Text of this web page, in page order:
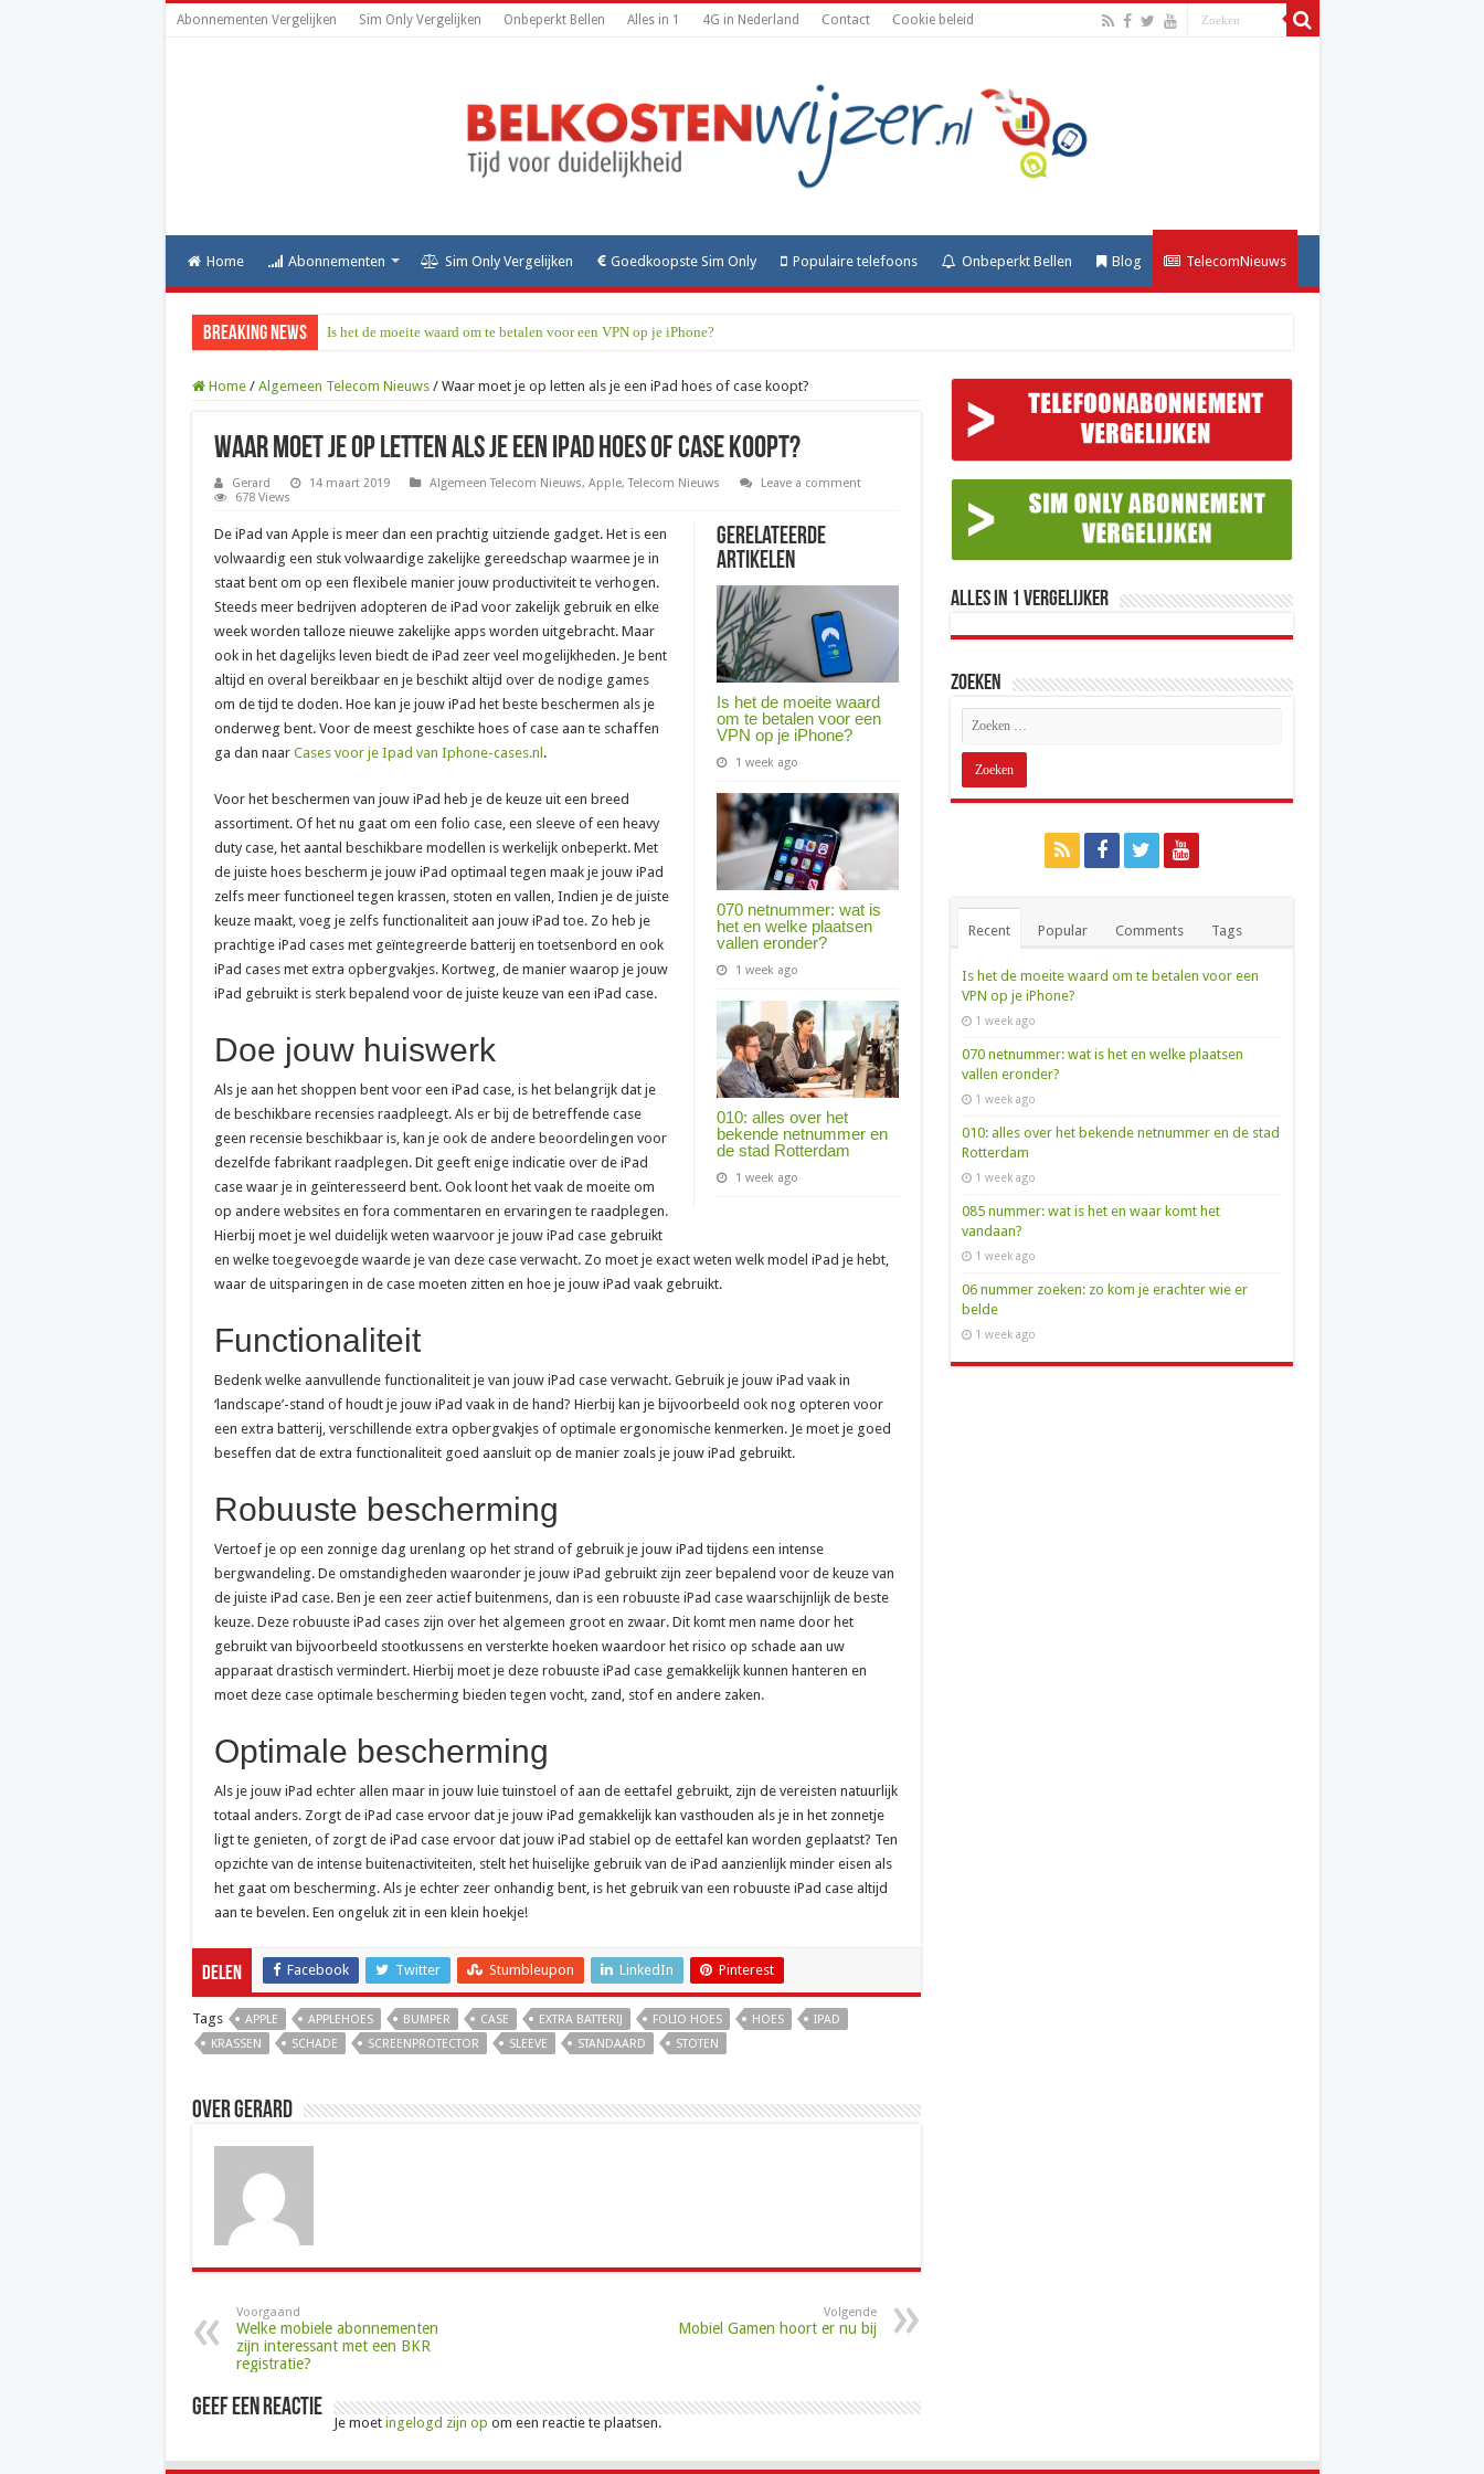
Abonnementen Vergelijken Sim Only Vergelijken Onbeperkt Bellen Alles in 1 4G in Nederland Contact Cookie beleid
Home Abonnementen Sim Only Vergelijken Goedkoopste Sim Only Populaire telefoons Onbeperkt Bellen Blog TelecomNieuws
Breaking News Is het de moeite waard om te betalen voor een VPN op je iPhone?
Home / Algemeen Telecom Nieuws / Waar moet je op letten als je een iPad hoes of case koopt?
Waar moet je op letten als je een iPad hoes of case koopt?
Gerard 14 maart 2019 Algemeen Telecom Nieuws, Apple,Telecom Nieuws
Leave a comment
678 Views
Gerelateerde
Artikelen
Is het de moeite waard
om te betalen voor een
VPN op je iPhone?
1 week ago
070 netnummer: wat is
het en welke plaatsen
vallen eronder?
1 week ago
010: alles over het
bekende netnummer en
de stad Rotterdam
1 week ago
De iPad van Apple is meer dan een prachtig uitziende gadget. Het is een
volwaardig een stuk volwaardige zakelijke gereedschap waarmee je in
staat bent om op een flexibele manier jouw productiviteit te verhogen.
Steeds meer bedrijven adopteren de iPad voor zakelijk gebruik en elke
week worden talloze nieuwe zakelijke apps worden uitgebracht. Maar
ook in het dagelijks leven biedt de iPad zeer veel mogelijkheden. Je bent
altijd en overal bereikbaar en je beschikt altijd over de nodige games
om de tijd te doden. Hoe kan je jouw iPad het beste beschermen als je
onderweg bent. Voor de meest geschikte hoes of case aan te schaffen
ga dan naar Cases voor je Ipad van Iphone-cases.nl .
Voor het beschermen van jouw iPad heb je de keuze uit een breed
assortiment. Of het nu gaat om een folio case, een sleeve of een heavy
duty case, het aantal beschikbare modellen is werkelijk onbeperkt. Met
de juiste hoes bescherm je jouw iPad optimaal tegen maak je jouw iPad
zelfs meer functioneel tegen krassen, stoten en vallen, Indien je de juiste
keuze maakt, voeg je zelfs functionaliteit aan jouw iPad toe. Zo heb je
prachtige iPad cases met geïntegreerde batterij en toetsenbord en ook
iPad cases met extra opbergvakjes. Kortweg, de manier waarop je jouw
iPad gebruikt is sterk bepalend voor de juiste keuze van een iPad case.
Doe jouw huiswerk
Als je aan het shoppen bent voor een iPad case, is het belangrijk dat je
de beschikbare recensies raadpleegt. Als er bij de betreffende case
geen recensie beschikbaar is, kan je ook de andere beoordelingen voor
dezelfde fabrikant raadplegen. Dit geeft enige indicatie over de iPad
case waar je in geïnteresseerd bent. Ook loont het vaak de moeite om
op andere websites en fora commentaren en ervaringen te raadplegen.
Hierbij moet je wel duidelijk weten waarvoor je jouw iPad case gebruikt
en welke toegevoegde waarde je van deze case verwacht. Zo moet je exact weten welk model iPad je hebt,
waar de uitsparingen in de case moeten zitten en hoe je jouw iPad vaak gebruikt.
Functionaliteit
Bedenk welke aanvullende functionaliteit je van jouw iPad case verwacht. Gebruik je jouw iPad vaak in
‘landscape’-stand of houdt je jouw iPad vaak in de hand? Hierbij kan je bijvoorbeeld ook nog opteren voor
een extra batterij, verschillende extra opbergvakjes of optimale ergonomische kenmerken. Je moet je goed
beseffen dat de extra functionaliteit goed aansluit op de manier zoals je jouw iPad gebruikt.
Robuuste bescherming
Vertoef je op een zonnige dag urenlang op het strand of gebruik je jouw iPad tijdens een intense
bergwandeling. De omstandigheden waaronder je jouw iPad gebruikt zijn zeer bepalend voor de keuze van
de juiste iPad case. Ben je een zeer actief buitenmens, dan is een robuuste iPad case waarschijnlijk de beste
keuze. Deze robuuste iPad cases zijn over het algemeen groot en zwaar. Dit komt men name door het
gebruikt van bijvoorbeeld stootkussens en versterkte hoeken waardoor het risico op schade aan uw
apparaat drastisch vermindert. Hierbij moet je deze robuuste iPad case gemakkelijk kunnen hanteren en
moet deze case optimale bescherming bieden tegen vocht, zand, stof en andere zaken.
Optimale bescherming
Als je jouw iPad echter allen maar in jouw luie tuinstoel of aan de eettafel gebruikt, zijn de vereisten natuurlijk
totaal anders. Zorgt de iPad case ervoor dat je jouw iPad gemakkelijk kan vasthouden als je in het zonnetje
ligt te genieten, of zorgt de iPad case ervoor dat jouw iPad stabiel op de eettafel kan worden geplaatst? Ten
opzichte van de intense buitenactiviteiten, stelt het huiselijke gebruik van de iPad aanzienlijk minder eisen als
het gaat om bescherming. Als je echter zeer onhandig bent, is het gebruik van een robuuste iPad case altijd
aan te bevelen. Een ongeluk zit in een klein hoekje!
Delen Facebook Twitter Stumbleupon LinkedIn Pinterest
Tags APPLE APPLEHOES BUMPER CASE EXTRA BATTERIJ FOLIO HOES HOES
IPAD
KRASSEN
SCHADE SCREENPROTECTOR SLEEVE STANDAARD STOTEN
Over Gerard
Voorgaand
Welke mobiele abonnementen
zijn interessant met een BKR
registratie?
Volgende
Mobiel Gamen hoort er nu bij
Geef een reactie
Je moet ingelogd zijn op om een reactie te plaatsen.
Alles in 1 Vergelijker
Zoeken
Recent Popular Comments Tags
Is het de moeite waard om te betalen voor een
VPN op je iPhone?
1 week ago
070 netnummer: wat is het en welke plaatsen
vallen eronder?
1 week ago
010: alles over het bekende netnummer en de stad
Rotterdam
1 week ago
085 nummer: wat is het en waar komt het
vandaan?
1 week ago
06 nummer zoeken: zo kom je erachter wie er
belde
1 week ago